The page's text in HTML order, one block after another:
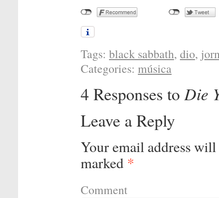
Tags: black sabbath, dio,
Categories: música
4 Responses toDie
Leave a Reply
Your email address
marked *
Comment